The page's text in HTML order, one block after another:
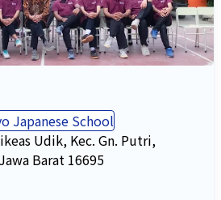
Japanese School
Udik, Kec. Gn. Putri,
Barat 16695